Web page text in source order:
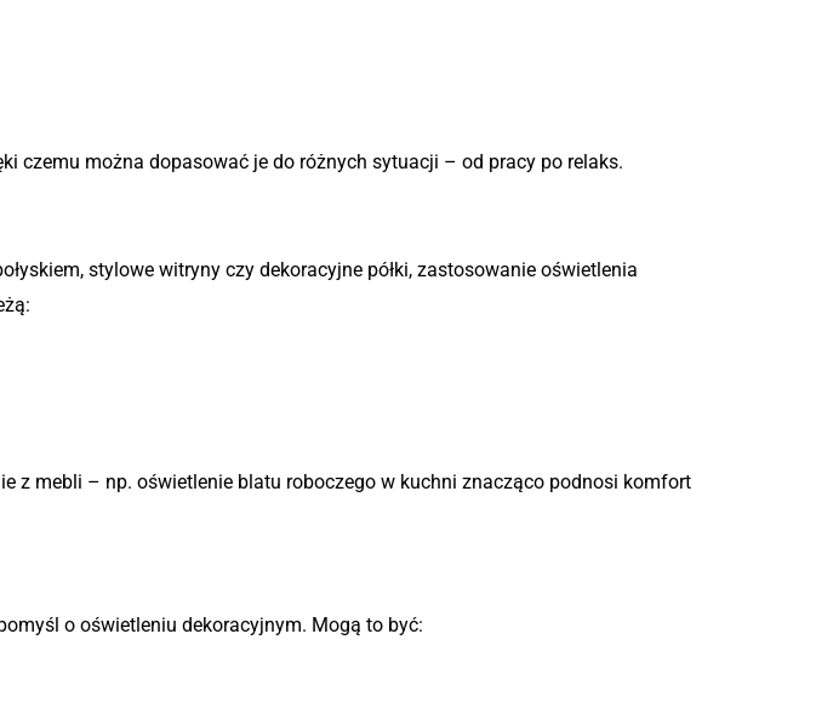
czemu można dopasować je do różnych sytuacji – od pracy po relaks.
stylowe witryny czy dekoracyjne półki, zastosowanie oświetlenia
z mebli – np. oświetlenie blatu roboczego w kuchni znacząco podnosi komfort
o oświetleniu dekoracyjnym. Mogą to być: